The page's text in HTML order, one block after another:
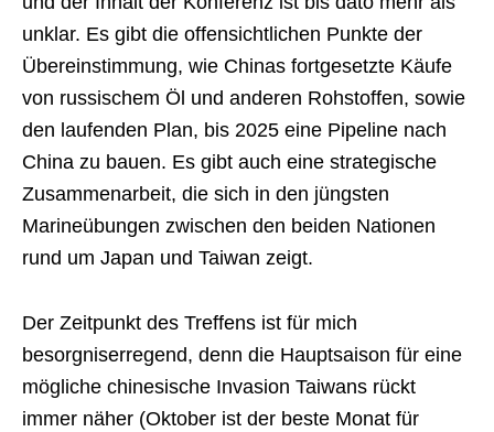
unklar. Es gibt die offensichtlichen Punkte der
Übereinstimmung, wie Chinas fortgesetzte Käufe
von russischem Öl und anderen Rohstoffen, sowie
den laufenden Plan, bis 2025 eine Pipeline nach
China zu bauen. Es gibt auch eine strategische
Zusammenarbeit, die sich in den jüngsten
Marineübungen zwischen den beiden Nationen
rund um Japan und Taiwan zeigt.
Der Zeitpunkt des Treffens ist für mich
besorgniserregend, denn die Hauptsaison für eine
mögliche chinesische Invasion Taiwans rückt
immer näher (Oktober ist der beste Monat für